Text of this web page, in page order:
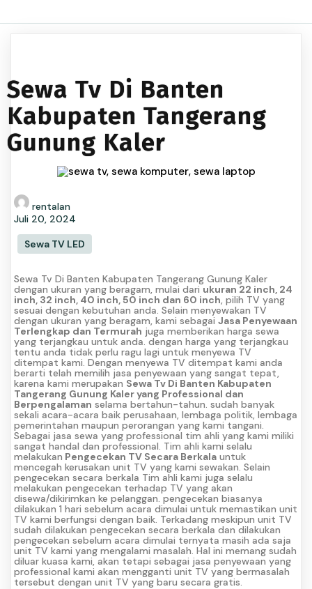
Sewa Tv Di Banten
Kabupaten Tangerang
Gunung Kaler
rentalan
Juli 20, 2024
Sewa TV LED
Sewa Tv Di Banten Kabupaten Tangerang Gunung Kaler
dengan ukuran yang beragam, mulai dari ukuran 22 inch, 24
inch, 32 inch, 40 inch, 50 inch dan 60 inch, pilih TV yang
sesuai dengan kebutuhan anda. Selain menyewakan TV
dengan ukuran yang beragam, kami sebagai Jasa Penyewaan
Terlengkap dan Termurah juga memberikan harga sewa
yang terjangkau untuk anda. dengan harga yang terjangkau
tentu anda tidak perlu ragu lagi untuk menyewa TV
ditempat kami. Dengan menyewa TV ditempat kami anda
berarti telah memilih jasa penyewaan yang sangat tepat,
karena kami merupakan Sewa Tv Di Banten Kabupaten
Tangerang Gunung Kaler yang Professional dan
Berpengalaman selama bertahun-tahun. sudah banyak
sekali acara-acara baik perusahaan, lembaga politik, lembaga
pemerintahan maupun perorangan yang kami tangani.
Sebagai jasa sewa yang professional tim ahli yang kami miliki
sangat handal dan professional. Tim ahli kami selalu
melakukan Pengecekan TV Secara Berkala untuk
mencegah kerusakan unit TV yang kami sewakan. Selain
pengecekan secara berkala Tim ahli kami juga selalu
melakukan pengecekan terhadap TV yang akan
disewa/dikirimkan ke pelanggan. pengecekan biasanya
dilakukan 1 hari sebelum acara dimulai untuk memastikan unit
TV kami berfungsi dengan baik. Terkadang meskipun unit TV
sudah dilakukan pengecekan secara berkala dan dilakukan
pengecekan sebelum acara dimulai ternyata masih ada saja
unit TV kami yang mengalami masalah. Hal ini memang sudah
diluar kuasa kami, akan tetapi sebagai jasa penyewaan yang
professional kami akan mengganti unit TV yang bermasalah
tersebut dengan unit TV yang baru secara gratis.